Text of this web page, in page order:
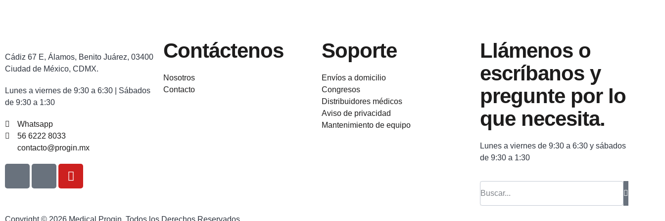
Cádiz 67 E, Álamos, Benito Juárez, 03400
Ciudad de México, CDMX.
Lunes a viernes de 9:30 a 6:30 | Sábados
de 9:30 a 1:30
Whatsapp
56 6222 8033
contacto@progin.mx
Contáctenos
Nosotros
Contacto
Soporte
Envíos a domicilio
Congresos
Distribuidores médicos
Aviso de privacidad
Mantenimiento de equipo
Llámenos o
escríbanos y
pregunte por lo
que necesita.
Lunes a viernes de 9:30 a 6:30 y sábados
de 9:30 a 1:30
Copyright © 2026 Medical Progin, Todos los Derechos Reservados.